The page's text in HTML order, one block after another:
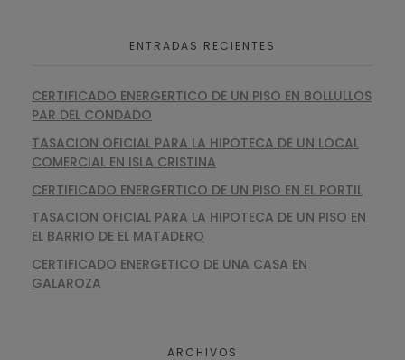
ENTRADAS RECIENTES
CERTIFICADO ENERGERTICO DE UN PISO EN BOLLULLOS
PAR DEL CONDADO
TASACION OFICIAL PARA LA HIPOTECA DE UN LOCAL
COMERCIAL EN ISLA CRISTINA
CERTIFICADO ENERGERTICO DE UN PISO EN EL PORTIL
TASACION OFICIAL PARA LA HIPOTECA DE UN PISO EN
EL BARRIO DE EL MATADERO
CERTIFICADO ENERGETICO DE UNA CASA EN
GALAROZA
ARCHIVOS